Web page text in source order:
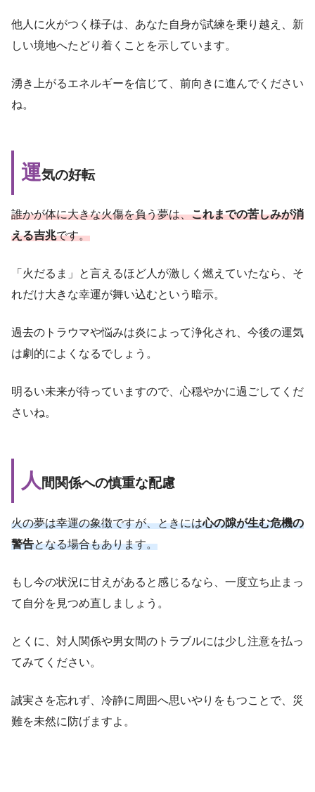
他人に火がつく様子は、あなた自身が試練を乗り越え、新
しい境地へたどり着くことを示しています。
湧き上がるエネルギーを信じて、前向きに進んでください
ね。
運気の好転
誰かが体に大きな火傷を負う夢は、これまでの苦しみが消
える吉兆です。
「火だるま」と言えるほど人が激しく燃えていたなら、そ
れだけ大きな幸運が舞い込むという暗示。
過去のトラウマや悩みは炎によって浄化され、今後の運気
は劇的によくなるでしょう。
明るい未来が待っていますので、心穏やかに過ごしてくだ
さいね。
人 間関係への慎重な配慮
火の夢は幸運の象徴ですが、ときには心の隙が生む危機の
警告となる場合もあります。
もし今の状況に甘えがあると感じるなら、一度立ち止まっ
て自分を見つめ直しましょう。
とくに、対人関係や男女間のトラブルには少し注意を払っ
てみてください。
誠実さを忘れず、冷静に周囲へ思いやりをもつことで、災
難を未然に防げますよ。